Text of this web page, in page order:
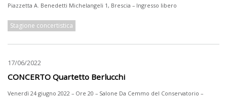
Piazzetta A. Benedetti Michelangeli 1, Brescia – Ingresso libero
Stagione concertistica
17/06/2022
CONCERTO Quartetto Berlucchi
Venerdì 24 giugno 2022 – Ore 20 – Salone Da Cemmo del Conservatorio –